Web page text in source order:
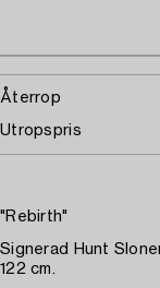
Återrop
Utropspris
"Rebirth"
Signerad Hunt
122 cm.